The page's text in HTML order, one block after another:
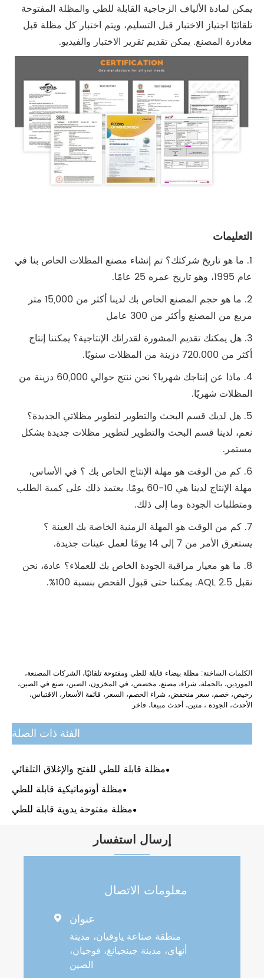
يمكن لمادة الألياف الزجاجية القابلة للطي والمظلة المفتوحة
تلقائيًا اجتياز الاختبار قبل التسليم، ويتم اختبار كل مظلة قبل
مغادرة المصنع. يمكن تقديم تقرير الاختبار والفيديو.
التعليمات
1. ما هو تاريخ شركتك؟ تم إنشاء مصنع المظلات الخاص بنا في
عام 1995، وهو تاريخ عمره 25 عامًا.
2. ما هو حجم المصنع الخاص بك لدينا أكثر من 15,000 متر
مربع من المصنع وأكثر من 300 عامل
3. هل يمكنك تقديم المشورة لقدراتك الإنتاجية؟ يمكننا إنتاج
أكثر من 720.000 دزينة من المظلات سنويًا.
4. ماذا عن إنتاجك شهريا؟ نحن ننتج حوالي 60,000 دزينة من
المظلات شهريًا.
5. هل لديك قسم البحث والتطوير لتطوير مظلاتي الجديدة؟
نعم، لدينا قسم البحث والتطوير لتطوير مظلات جديدة بشكل
مستمر.
6. كم من الوقت هو مهلة الإنتاج الخاص بك ؟ في الأساس،
مهلة الإنتاج لدينا هي 10-60 يومًا. يعتمد ذلك على كمية الطلب
ومتطلبات الجودة وما إلى ذلك.
7. كم من الوقت هو المهلة الزمنية الخاصة بك العينة ؟
يستغرق الأمر من 7 إلى 14 يومًا لعمل عينات جديدة.
8. ما هو معيار مراقبة الجودة الخاص بك للعملاء؟ عادة، نحن
نقبل AQL 2.5. يمكننا حتى قبول الفحص بنسبة 100%.
الكلمات الساخنة: مظلة بيضاء قابلة للطي ومفتوحة تلقائيًا، الشركات المصنعة،
الموردين، بالجملة، شراء، مصنع، مخصص، في المخزون، الصين، صنع في الصين،
رخيص، خصم، سعر منخفض، شراء الخصم، السعر، قائمة الأسعار، الاقتباس،
الأحدث، الجودة ، متين، أحدث مبيعا، فاخر
الفئة ذات الصلة
مظلة قابلة للطي للفتح والإغلاق التلقائي
مظلة أوتوماتيكية قابلة للطي
مظلة مفتوحة يدوية قابلة للطي
إرسال استفسار
معلومات الاتصال
 عنوان
منطقة صناعة ياوقيان، مدينة
أنهاي، مدينة جينجيانغ، فوجيان،
الصين